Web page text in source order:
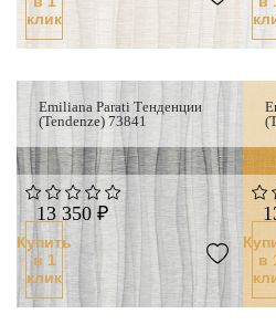
клик
Emiliana Parati Тенденции
(Tendenze) 73841
13 350 ₽
Купить
в 1
клик
в